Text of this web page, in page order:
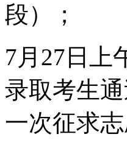
段）；
7月27日上
录取考生
一次征求志